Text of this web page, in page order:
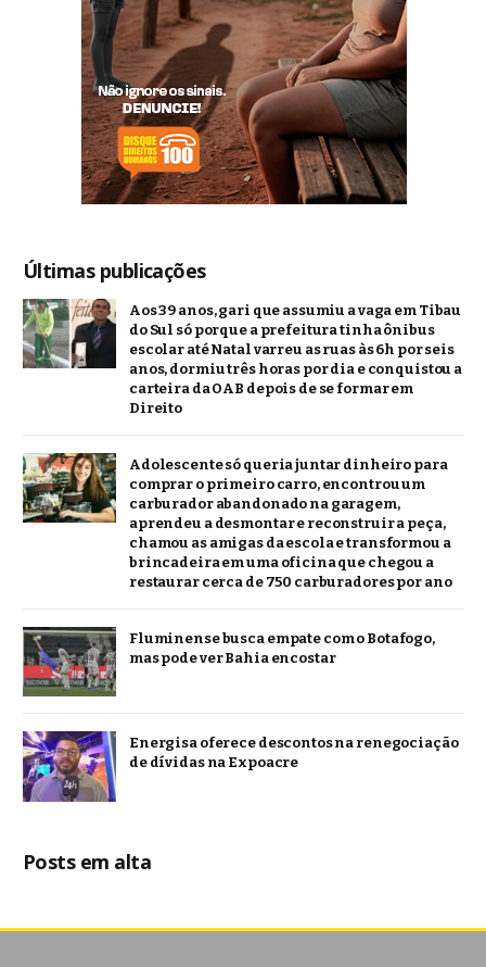
Últimas publicações
Aos 39 anos, gari que assumiu a vaga em Tibau
do Sul só porque a prefeitura tinha ônibus
escolar até Natal varreu as ruas às 6h por seis
anos, dormiu três horas por dia e conquistou a
carteira da OAB depois de se formar em
Direito
Adolescente só queria juntar dinheiro para
comprar o primeiro carro, encontrou um
carburador abandonado na garagem,
aprendeu a desmontar e reconstruir a peça,
chamou as amigas da escola e transformou a
brincadeira em uma oficina que chegou a
restaurar cerca de 750 carburadores por ano
Fluminense busca empate com o Botafogo,
mas pode ver Bahia encostar
Energisa oferece descontos na renegociação
de dívidas na Expoacre
Posts em alta